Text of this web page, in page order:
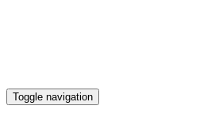
Toggle navigation